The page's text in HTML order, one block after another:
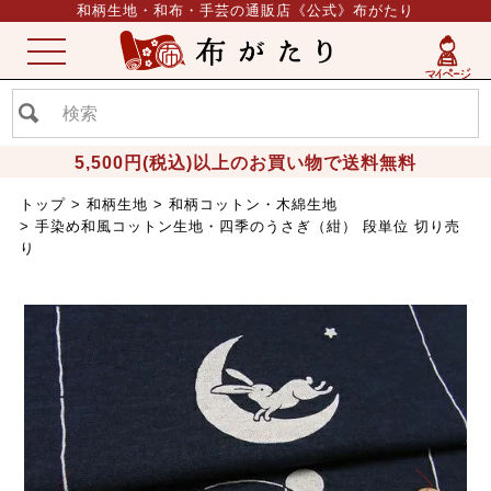
和柄生地・和布・手芸の通販店《公式》布がたり
5,500円(税込)以上のお買い物で送料無料
ME
NU
トップ 和柄生地
和柄コットン・木綿生地
手染め和風コットン生地・四季のうさぎ（紺） 段単位 切り売
り